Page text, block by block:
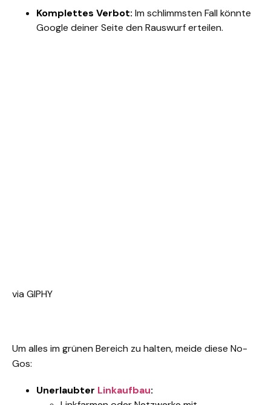
Komplettes Verbot: Im schlimmsten Fall könnte
Google deiner Seite den Rauswurf erteilen.
via GIPHY
Um alles im grünen Bereich zu halten, meide diese No-
Gos:
Unerlaubter Linkaufbau: